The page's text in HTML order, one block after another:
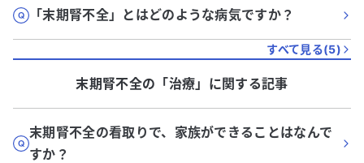
「末期腎不全」とはどのような病気ですか？
すべて見る(5)
末期腎不全の「治療」に関する記事
末期腎不全の看取りで、家族ができることはなんで
すか？